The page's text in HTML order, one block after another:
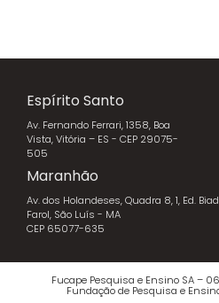
Espírito Santo
Av. Fernando Ferrari, 1358, Boa
Vista, Vitória – ES - CEP 29075-
505
Maranhão
Av. dos Holandeses, Quadra 8, 1, Ed.
Farol, São Luís - MA
CEP 65077-635
Fucape Pesquisa e Ensino SA –
Fundação de Pesquisa e